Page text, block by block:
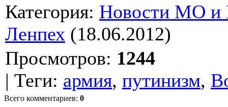
Категория: Новости МО
Ленпех (18.06.2012)
Просмотров: 1244
| Теги: армия, путинизм,
Всего комментариев: 0